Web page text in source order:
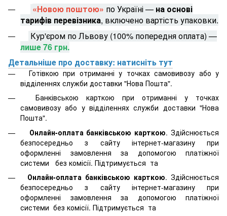
«Новою поштою» по Україні — на основі
тарифів перевізника, включено вартість упаковки.
Кур'єром по Львову (100% попередня оплата) —
лише 76 грн.
Детальніше про доставку: натисніть тут
Готівкою при отриманні у точках самовивозу або у
відділеннях служби доставки "Нова Пошта".
Банківською карткою при отриманні у точках
самовивозу або у відділеннях служби доставки "Нова
Пошта".
Онлайн-оплата банківською карткою. Здійснюється
безпосередньо з сайту інтернет-магазину при
оформленні замовлення за допомогою платіжної
системи
без комісії. Підтримується та
Онлайн-оплата банківською карткою. Здійснюється
безпосередньо з сайту інтернет-магазину при
оформленні замовлення за допомогою платіжної
системи без комісії. Підтримується та